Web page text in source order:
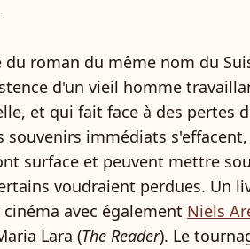
roman du même nom du
d'un vieil homme
et qui fait face à des pertes
souvenirs immédiats s'effacent,
surface et peuvent mettre
voudraient perdues. Un
avec également Niels
Lara (The Reader). Le